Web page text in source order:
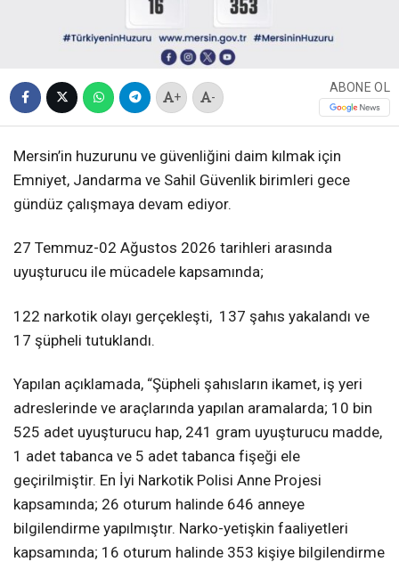
+ -
ABONE OL
Mersin’in huzurunu ve güvenliğini daim kılmak için
Emniyet, Jandarma ve Sahil Güvenlik birimleri gece
gündüz çalışmaya devam ediyor.
27 Temmuz-02 Ağustos 2026 tarihleri arasında
uyuşturucu ile mücadele kapsamında;
122 narkotik olayı gerçekleşti, 137 şahıs yakalandı ve
17 şüpheli tutuklandı.
Yapılan açıklamada, “Şüpheli şahısların ikamet, iş yeri
adreslerinde ve araçlarında yapılan aramalarda; 10 bin
525 adet uyuşturucu hap, 241 gram uyuşturucu madde,
1 adet tabanca ve 5 adet tabanca fişeği ele
geçirilmiştir. En İyi Narkotik Polisi Anne Projesi
kapsamında; 26 oturum halinde 646 anneye
bilgilendirme yapılmıştır. Narko-yetişkin faaliyetleri
kapsamında; 16 oturum halinde 353 kişiye bilgilendirme